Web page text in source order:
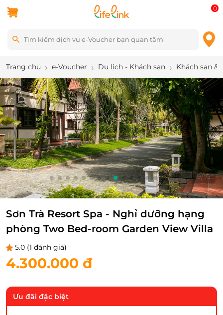
0
Trang chủ e-Voucher Du lịch - Khách sạn Khách sạn &
9/16
Sơn Trà Resort Spa - Nghỉ dưỡng hạng
phòng Two Bed-room Garden View Villa
5.0 (1 đánh giá)
4.300.000 đ
Ưu đãi đặc biệt